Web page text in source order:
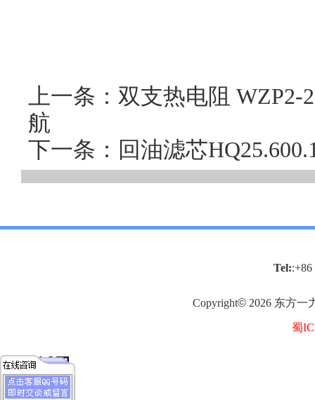
上一条：双支热电阻
航
下一条：回油滤芯
Tel::+86
Copyright© 2026 东方一
蜀